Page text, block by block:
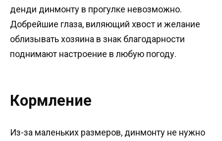
денди динмонту в прогулке невозможно.
Добрейшие глаза, виляющий хвост и желание
облизывать хозяина в знак благодарности
поднимают настроение в любую погоду.
Кормление
Из-за маленьких размеров, динмонту не нужно